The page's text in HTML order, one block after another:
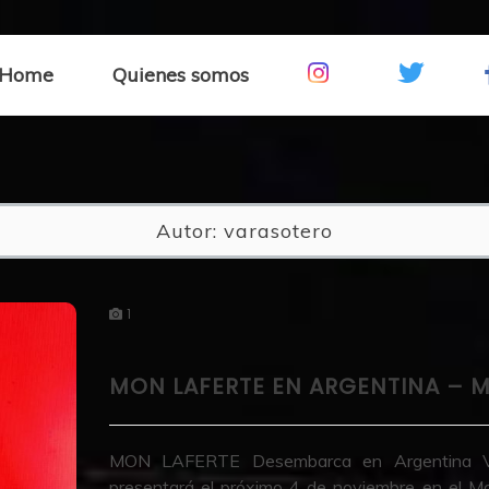
Home Quienes somos
Autor: varasotero
1
MON LAFERTE EN ARGENTINA –
MON LAFERTE Desembarca en